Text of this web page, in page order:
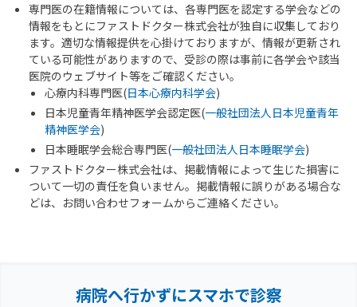
専門医の在籍情報については、各専門医を認定する学会などの
情報をもとにファストドクター株式会社が独自に収集しており
ます。適切な情報提供を心掛けておりますが、情報が更新され
ている可能性がありますので、受診の際は事前に各学会や該当
医院のウェブサイト等をご確認ください。
心療内科専門医(日本心療内科学会)
日本児童青年精神医学会認定医(一般社団法人日本児童青年
精神医学会)
日本睡眠学会総合専門医(一般社団法人日本睡眠学会)
ファストドクター株式会社は、掲載情報によって生じた損害に
ついて一切の責任を負いません。掲載情報に誤りがある場合な
どは、お問い合わせフォームからご連絡ください。
病院へ行かずにスマホで診察